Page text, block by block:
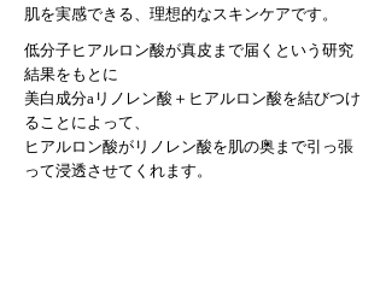
肌を実感できる、理想的なスキンケアです。
低分子ヒアルロン酸が真皮まで届くという研究
結果をもとに
美白成分aリノレン酸＋ヒアルロン酸を結びつけ
ることによって、
ヒアルロン酸がリノレン酸を肌の奥まで引っ張
って浸透させてくれます。